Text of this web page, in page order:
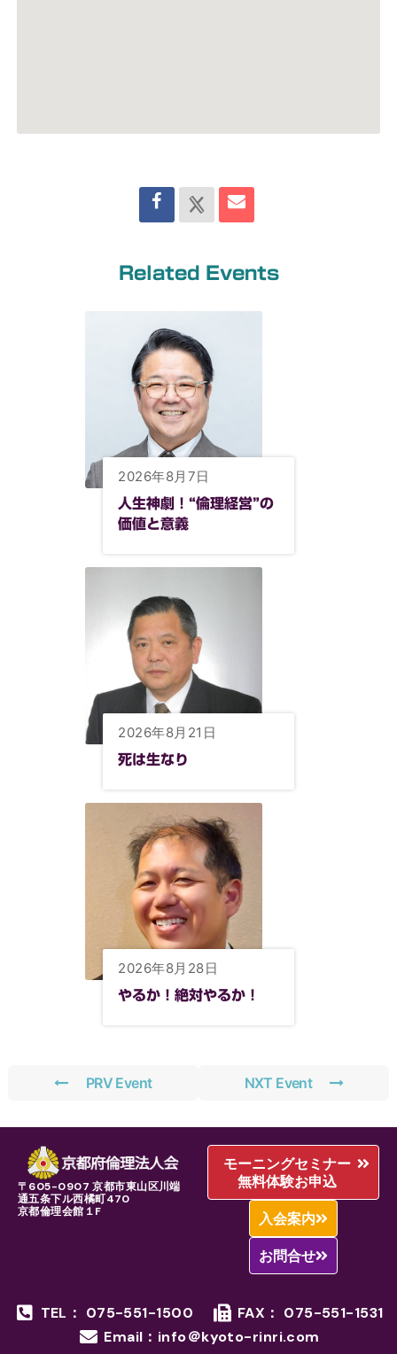
Related Events
2026年8月7日
人生神劇！“倫理経営”の
価値と意義
2026年8月21日
死は生なり
2026年8月28日
やるか！絶対やるか！
PRV Event NXT Event
〒605-0907 京都市東山区川端
通五条下ル西橘町470
京都倫理会館１F
モーニングセミナー
無料体験お申込
入会案内
お問合せ
TEL： 075-551-1500
FAX： 075-551-1531
Email：info＠kyoto-rinri.com